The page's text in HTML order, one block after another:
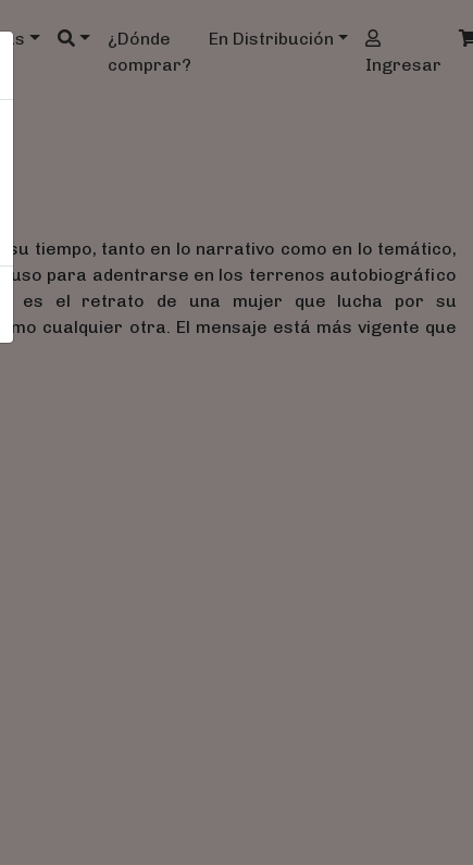
¿Dónde
comprar?
En Distribución
Ingresar
su tiempo, tanto en lo narrativo como en lo temático,
uso para adentrarse en los terrenos autobiográfico
es el retrato de una mujer que lucha por su
cualquier otra. El mensaje está más vigente que